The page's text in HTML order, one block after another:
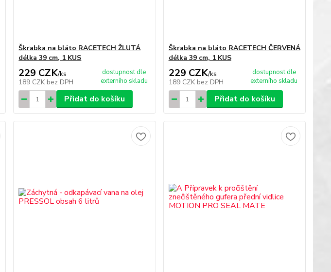
Škrabka na bláto RACETECH ŽLUTÁ
délka 39 cm, 1 KUS
229 CZK/ks
189 CZK bez DPH
dostupnost dle
externího skladu
Přidat do košíku
Škrabka na bláto RACETECH ČERVENÁ
délka 39 cm, 1 KUS
229 CZK/ks
189 CZK bez DPH
dostupnost dle
externího skladu
Přidat do košíku